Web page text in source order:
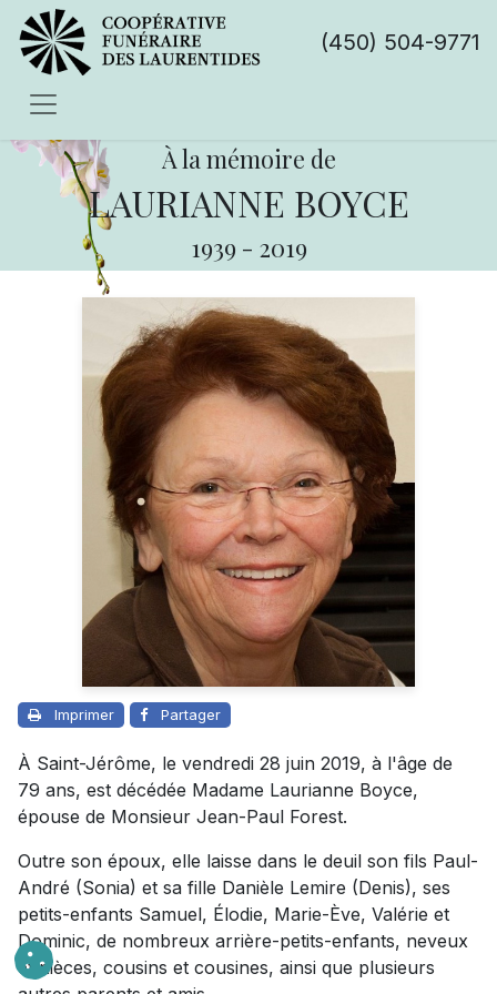
(450) 504-9771
À la mémoire de
LAURIANNE BOYCE
1939 - 2019
Imprimer Partager
À Saint-Jérôme, le vendredi 28 juin 2019, à l'âge de
79 ans, est décédée Madame Laurianne Boyce,
épouse de Monsieur Jean-Paul Forest.
Outre son époux, elle laisse dans le deuil son fils Paul-
André (Sonia) et sa fille Danièle Lemire (Denis), ses
petits-enfants Samuel, Élodie, Marie-Ève, Valérie et
Dominic, de nombreux arrière-petits-enfants, neveux
et nièces, cousins et cousines, ainsi que plusieurs